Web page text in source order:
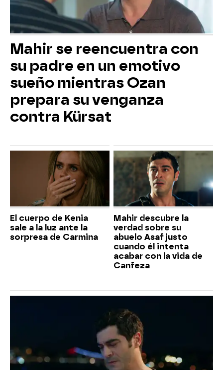
Mahir se reencuentra con
su padre en un emotivo
sueño mientras Ozan
prepara su venganza
contra Kürsat
El cuerpo de Kenia
sale a la luz ante la
sorpresa de Carmina
Mahir descubre la
verdad sobre su
abuelo Asaf justo
cuando él intenta
acabar con la vida de
Canfeza